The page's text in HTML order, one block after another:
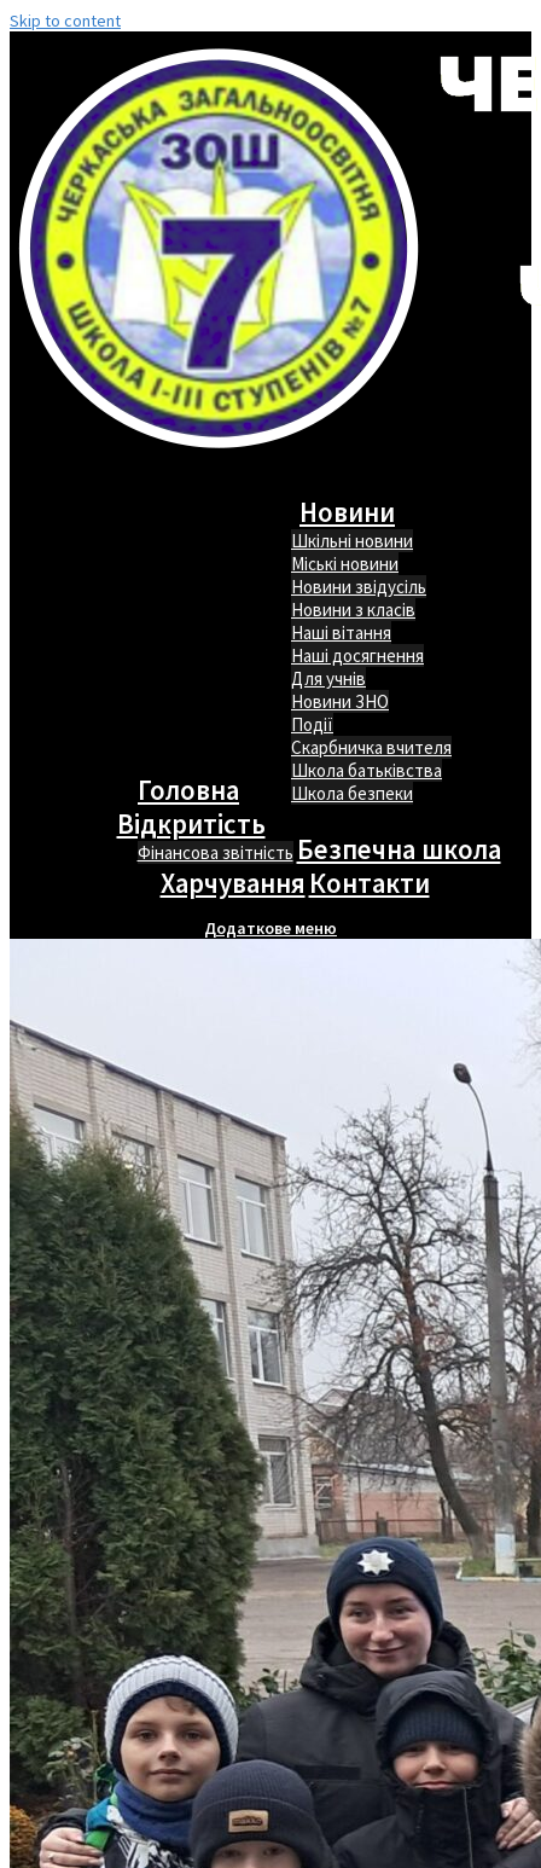
Skip to content
Головна
Новини
Шкільні новини
Міські новини
Новини звідусіль
Новини з класів
Наші вітання
Наші досягнення
Для учнів
Новини ЗНО
Події
Скарбничка вчителя
Школа батьківства
Школа безпеки
Відкритість
Фінансова звітність Безпечна школа
Харчування Контакти
Додаткове меню